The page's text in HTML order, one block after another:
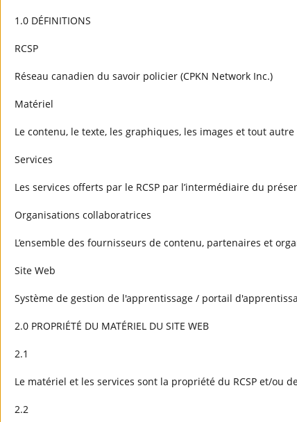
1.0 DÉFINITIONS
RCSP
Réseau canadien du savoir policier (CPKN Network Inc.)
Matériel
Le contenu, le texte, les graphiques, les images et tout
Services
Les services offerts par le RCSP par l’intermédiaire du
Organisations collaboratrices
L’ensemble des fournisseurs de contenu, partenaires et
Site Web
Système de gestion de l'apprentissage / portail
2.0 PROPRIÉTÉ DU MATÉRIEL DU SITE WEB
2.1
Le matériel et les services sont la propriété du RCSP et/ou
2.2